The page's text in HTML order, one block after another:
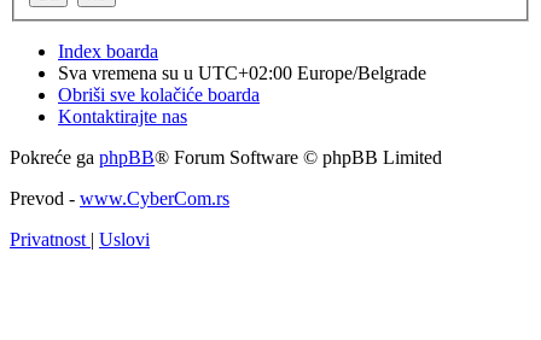
Index boarda
Sva vremena su u UTC+02:00 Europe/Belgrade
Obriši sve kolačiće boarda
Kontaktirajte nas
Pokreće ga phpBB® Forum Software © phpBB Limited
Prevod - www.CyberCom.rs
Privatnost | Uslovi